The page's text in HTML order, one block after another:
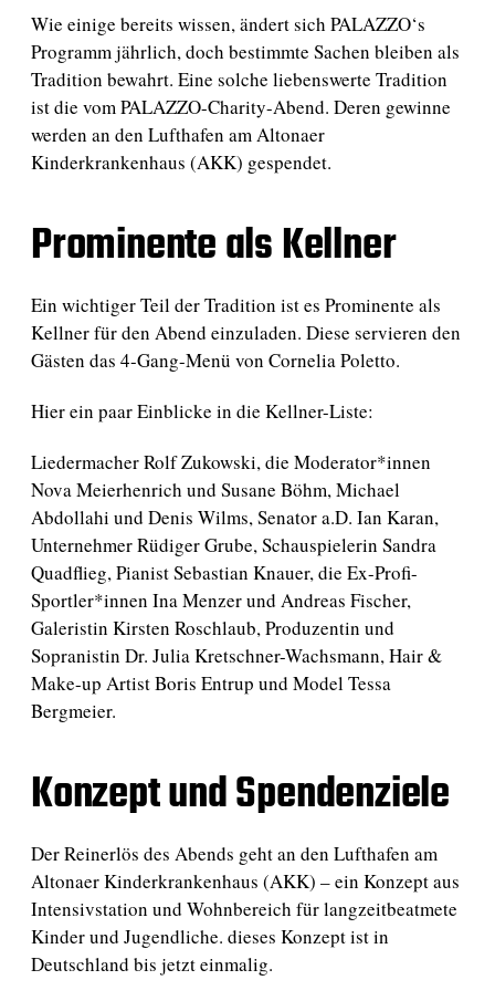
Wie einige bereits wissen, ändert sich PALAZZO‘s
Programm jährlich, doch bestimmte Sachen bleiben als
Tradition bewahrt. Eine solche liebenswerte Tradition
ist die vom PALAZZO-Charity-Abend. Deren gewinne
werden an den Lufthafen am Altonaer
Kinderkrankenhaus (AKK) gespendet.
Prominente als Kellner
Ein wichtiger Teil der Tradition ist es Prominente als
Kellner für den Abend einzuladen. Diese servieren den
Gästen das 4-Gang-Menü von Cornelia Poletto.
Hier ein paar Einblicke in die Kellner-Liste:
Liedermacher Rolf Zukowski, die Moderator*innen
Nova Meierhenrich und Susane Böhm, Michael
Abdollahi und Denis Wilms, Senator a.D. Ian Karan,
Unternehmer Rüdiger Grube, Schauspielerin Sandra
Quadflieg, Pianist Sebastian Knauer, die Ex-Profi-
Sportler*innen Ina Menzer und Andreas Fischer,
Galeristin Kirsten Roschlaub, Produzentin und
Sopranistin Dr. Julia Kretschner-Wachsmann, Hair &
Make-up Artist Boris Entrup und Model Tessa
Bergmeier.
Konzept und Spendenziele
Der Reinerlös des Abends geht an den Lufthafen am
Altonaer Kinderkrankenhaus (AKK) – ein Konzept aus
Intensivstation und Wohnbereich für langzeitbeatmete
Kinder und Jugendliche. dieses Konzept ist in
Deutschland bis jetzt einmalig.